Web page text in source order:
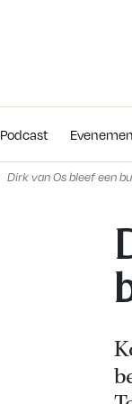
Podcast
Dirk van Os bleef een